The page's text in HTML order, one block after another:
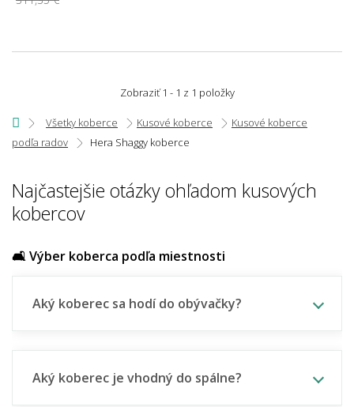
Zobraziť 1 - 1 z 1 položky
Všetky koberce Kusové koberce
Kusové koberce
podľa radov
Hera Shaggy koberce
Najčastejšie otázky ohľadom kusových
kobercov
🛋️ Výber koberca podľa miestnosti
Aký koberec sa hodí do obývačky?
Aký koberec je vhodný do spálne?